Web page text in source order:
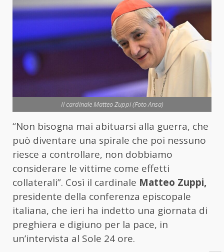
Il cardinale Matteo Zuppi (Foto Ansa)
“Non bisogna mai abituarsi alla guerra, che
può diventare una spirale che poi nessuno
riesce a controllare, non dobbiamo
considerare le vittime come effetti
collaterali”. Così il cardinale Matteo Zuppi,
presidente della conferenza episcopale
italiana, che ieri ha indetto una giornata di
preghiera e digiuno per la pace, in
un’intervista al Sole 24 ore.